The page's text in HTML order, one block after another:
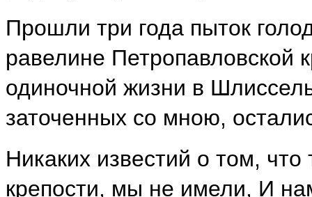
Прошли три года пыток
равелине Петропавловской
одиночной жизни в
заточенных со мною,
Никаких известий о том,
крепости, мы не имели, И